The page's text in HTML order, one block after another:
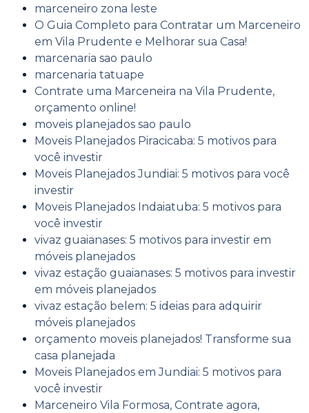
marceneiro zona leste
O Guia Completo para Contratar um Marceneiro
em Vila Prudente e Melhorar sua Casa!
marcenaria sao paulo
marcenaria tatuape
Contrate uma Marceneira na Vila Prudente,
orçamento online!
moveis planejados sao paulo
Moveis Planejados Piracicaba: 5 motivos para
você investir
Moveis Planejados Jundiai: 5 motivos para você
investir
Moveis Planejados Indaiatuba: 5 motivos para
você investir
vivaz guaianases: 5 motivos para investir em
móveis planejados
vivaz estação guaianases: 5 motivos para investir
em móveis planejados
vivaz estação belem: 5 ideias para adquirir
móveis planejados
orçamento moveis planejados! Transforme sua
casa planejada
Moveis Planejados em Jundiai: 5 motivos para
você investir
Marceneiro Vila Formosa, Contrate agora,